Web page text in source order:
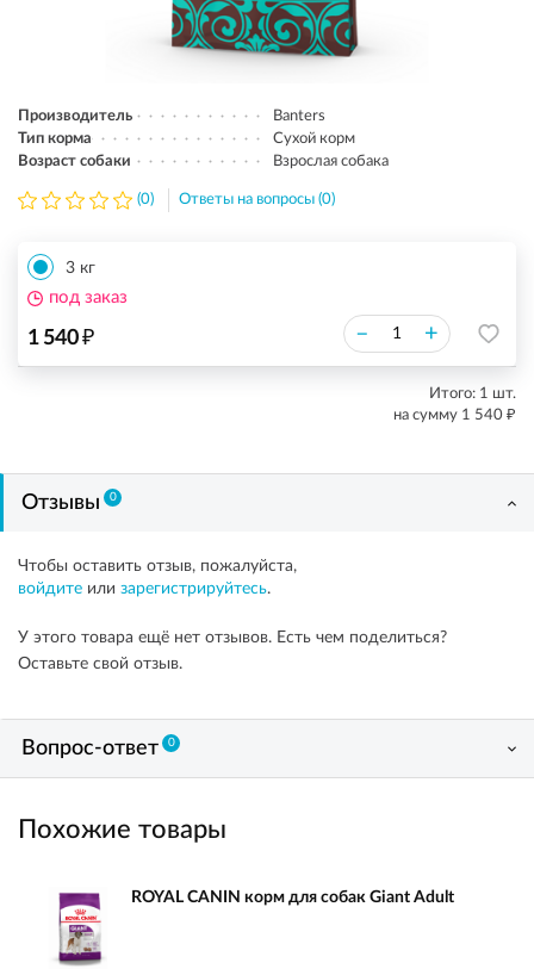
Производитель
Banters
Тип корма
Сухой корм
Возраст собаки
Взрослая собака
(0) Ответы на вопросы (0)
3 кг
1 540₽ – +
под заказ
Итого: 1 шт.
на сумму 1 540 ₽
Отзывы 0
Чтобы оставить отзыв, пожалуйста,
войдите или зарегистрируйтесь.
У этого товара ещё нет отзывов. Есть чем поделиться?
Оставьте свой отзыв.
Вопрос-ответ 0
Похожие товары
ROYAL CANIN корм для собак Giant Adult